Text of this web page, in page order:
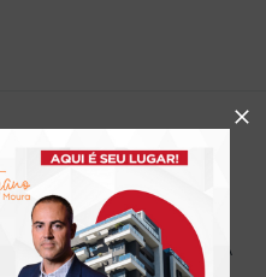
CRIAÇÃO, HARAS,
VÁRIOS PIQUETES PARA